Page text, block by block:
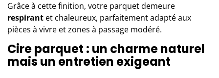
Grâce à cette finition, votre parquet demeure
respirant et chaleureux, parfaitement adapté aux
pièces à vivre et zones à passage modéré.
Cire parquet : un charme naturel
mais un entretien exigeant